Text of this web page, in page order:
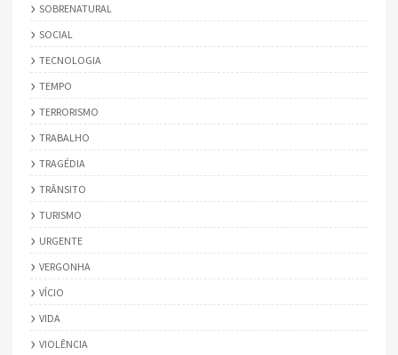
SOBRENATURAL
SOCIAL
TECNOLOGIA
TEMPO
TERRORISMO
TRABALHO
TRAGÉDIA
TRÂNSITO
TURISMO
URGENTE
VERGONHA
VÍCIO
VIDA
VIOLÊNCIA